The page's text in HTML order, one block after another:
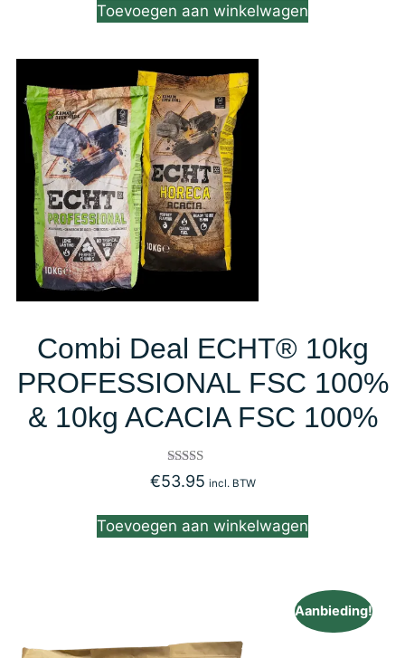
Toevoegen aan winkelwagen
Combi Deal ECHT® 10kg
PROFESSIONAL FSC 100%
& 10kg ACACIA FSC 100%
Gewaardeerd
5.00
€53.95 incl. BTW
Toevoegen aan winkelwagen
Aanbieding!